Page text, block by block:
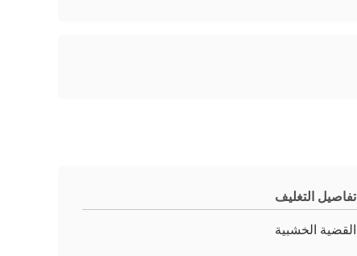
تفاصيل التغليف
القضية الخشبية